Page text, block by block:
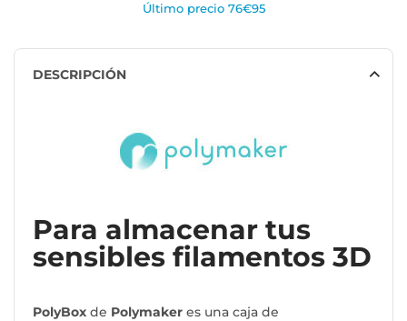
Último precio 76€95
DESCRIPCIÓN
Para almacenar tus
sensibles filamentos 3D
PolyBox de Polymaker es una caja de